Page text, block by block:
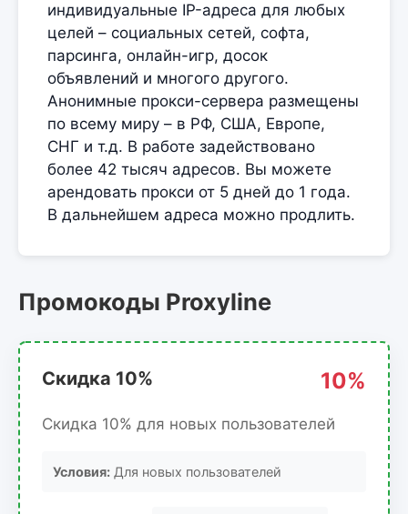
индивидуальные IP-адреса для любых
целей – социальных сетей, софта,
парсинга, онлайн-игр, досок
объявлений и многого другого.
Анонимные прокси-сервера размещены
по всему миру – в РФ, США, Европе,
СНГ и т.д. В работе задействовано
более 42 тысяч адресов. Вы можете
арендовать прокси от 5 дней до 1 года.
В дальнейшем адреса можно продлить.
Промокоды Proxyline
Скидка 10% 10%
Скидка 10% для новых пользователей
Условия: Для новых пользователей